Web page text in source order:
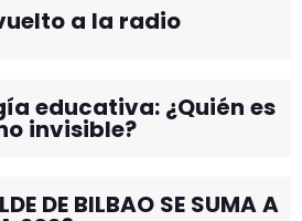
a la radio
educativa: ¿Quién es
invisible?
DE BILBAO SE SUMA A